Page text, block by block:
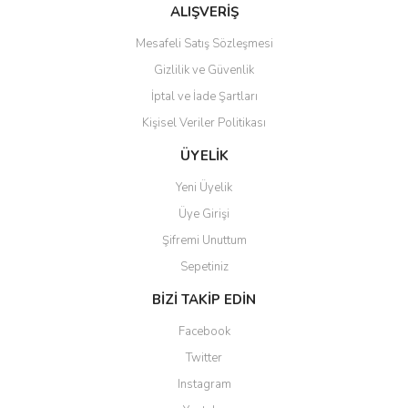
Bu ürüne benzer farklı alternatifler olmalı.
Gönder
ALIŞVERİŞ
Mesafeli Satış Sözleşmesi
Gizlilik ve Güvenlik
İptal ve İade Şartları
Kişisel Veriler Politikası
ÜYELİK
Yeni Üyelik
Üye Girişi
Şifremi Unuttum
Sepetiniz
BİZİ TAKİP EDİN
Facebook
Twitter
Instagram